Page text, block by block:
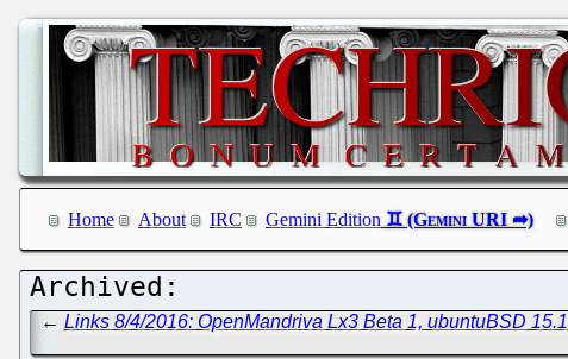
Home About IRC Gemini Edition
← Links 8/4/2016: OpenMandriva Lx3 Beta 1, ubuntuBSD